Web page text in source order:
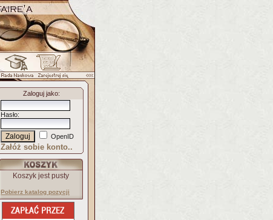
Zaloguj jako:
Hasło:
OpenID
Załóż sobie konto..
Koszyk jest pusty
Pobierz katalog pozycji